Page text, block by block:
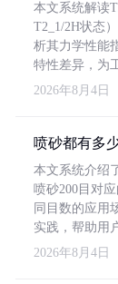
本文系统解读
T2_1/2H状态
析其力学性能
特性差异，为
2026年8月4日
喷砂都有多
本文系统介绍
喷砂200目对
同目数的应用
实践，帮助用
2026年8月4日